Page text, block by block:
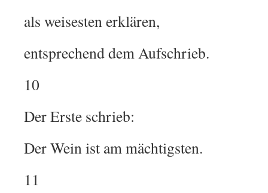
als weisesten erklären,
entsprechend dem Aufschrieb.
10
Der Erste schrieb:
Der Wein ist am mächtigsten.
11